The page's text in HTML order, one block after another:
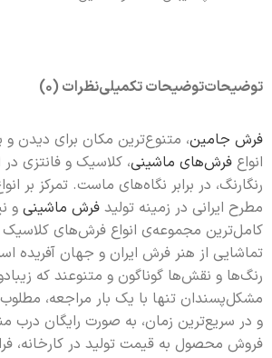
توضیحاتتوضیحات تکمیلینظرات (0)
فرش جامین، متنوع‌ترین مکان برای
انواع فرش‌های ماشینی، کلاسیک و فانتزی
رنگارنگ، در برابر نگاه‌های ماست. تمرکز بر
مطرح ایرانی در زمینه تولید فرش ماشینی و
کامل‌ترین مجموعه‌ی انواع فرش‌های کلاسیک
تماشایی از هنر فرش ایران و جهان آفریده
رنگ‌ها و نقش‌ها گونا‌گون و متنوعند که
مشکل‌پسندان تنها با یک بار مراجعه،
و در سریع‌ترین زمان، به صورت رایگان درب
فروش محصول به قیمت تولید در کارخانه،